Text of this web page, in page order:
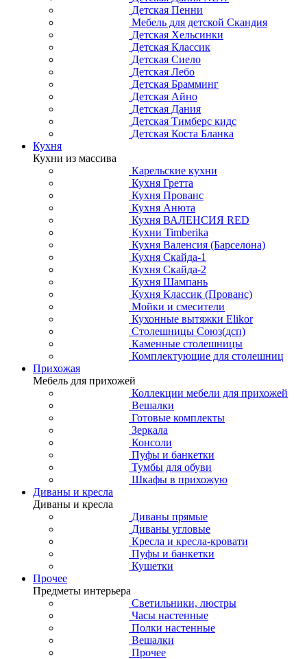
Детская Пенни
Мебель для детской Скандия
Детская Хельсинки
Детская Классик
Детская Сиело
Детская Лебо
Детская Брамминг
Детская Айно
Детская Дания
Детская Тимберс кидс
Детская Коста Бланка
Кухня
Кухни из массива
Карельские кухни
Кухня Гретта
Кухня Прованс
Кухня Анюта
Кухня ВАЛЕНСИЯ RED
Кухни Timberika
Кухня Валенсия (Барселона)
Кухня Скайда-1
Кухня Скайда-2
Кухня Шампань
Кухня Классик (Прованс)
Мойки и смесители
Кухонные вытяжки Elikor
Столешницы Союз(дсп)
Каменные столешницы
Комплектующие для столешниц
Прихожая
Мебель для прихожей
Коллекции мебели для прихожей
Вешалки
Готовые комплекты
Зеркала
Консоли
Пуфы и банкетки
Тумбы для обуви
Шкафы в прихожую
Диваны и кресла
Диваны и кресла
Диваны прямые
Диваны угловые
Кресла и кресла-кровати
Пуфы и банкетки
Кушетки
Прочее
Предметы интерьера
Светильники, люстры
Часы настенные
Полки настенные
Вешалки
Прочее